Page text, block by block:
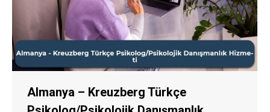
Almanya – Kreuzberg Türkçe